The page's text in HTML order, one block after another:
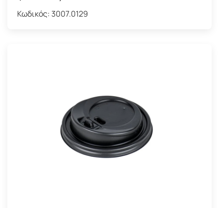
Κωδικός: 3007.0129